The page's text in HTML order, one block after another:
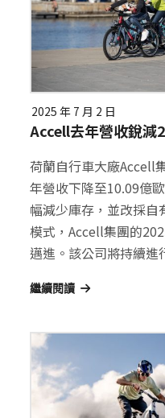
2025 年 7 月 2 日
Accell去年營收銳
荷蘭自行車大廠Accell
年營收下降至10.09億
幅減少庫存，並改採自
模式，Accell集團的
邁進。該公司將持續進
繼續閱讀